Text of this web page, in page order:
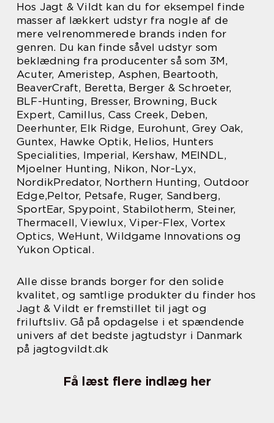
Hos Jagt & Vildt kan du for eksempel finde
masser af lækkert udstyr fra nogle af de
mere velrenommerede brands inden for
genren. Du kan finde såvel udstyr som
beklædning fra producenter så som 3M,
Acuter, Ameristep, Asphen, Beartooth,
BeaverCraft, Beretta, Berger & Schroeter,
BLF-Hunting, Bresser, Browning, Buck
Expert, Camillus, Cass Creek, Deben,
Deerhunter, Elk Ridge, Eurohunt, Grey Oak,
Guntex, Hawke Optik, Helios, Hunters
Specialities, Imperial, Kershaw, MEINDL,
Mjoelner Hunting, Nikon, Nor-Lyx,
NordikPredator, Northern Hunting, Outdoor
Edge,Peltor, Petsafe, Ruger, Sandberg,
SportEar, Spypoint, Stabilotherm, Steiner,
Thermacell, Viewlux, Viper-Flex, Vortex
Optics, WeHunt, Wildgame Innovations og
Yukon Optical.
Alle disse brands borger for den solide
kvalitet, og samtlige produkter du finder hos
Jagt & Vildt er fremstillet til jagt og
friluftsliv. Gå på opdagelse i et spændende
univers af det bedste jagtudstyr i Danmark
på jagtogvildt.dk
Få læst flere indlæg her